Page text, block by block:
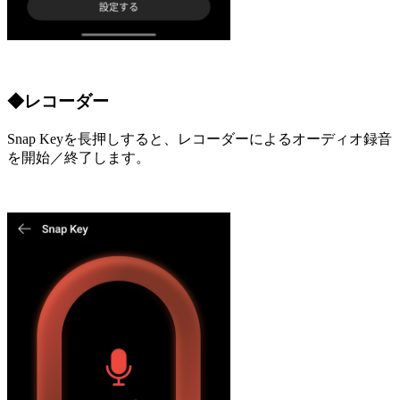
◆レコーダー
Snap Keyを長押しすると、レコーダーによるオーディオ録音
を開始／終了します。